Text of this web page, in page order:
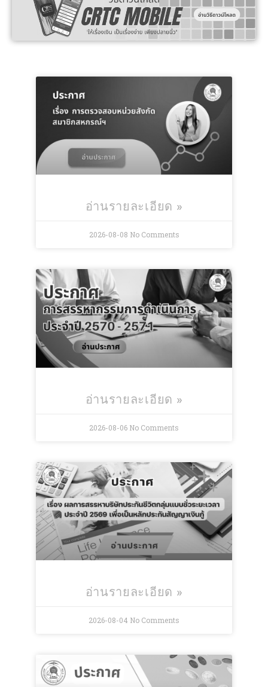
อ่านรายละเอียด »
2026-08-08 No Comments
อ่านรายละเอียด »
2026-08-06 No Comments
อ่านรายละเอียด »
2026-08-04 No Comments